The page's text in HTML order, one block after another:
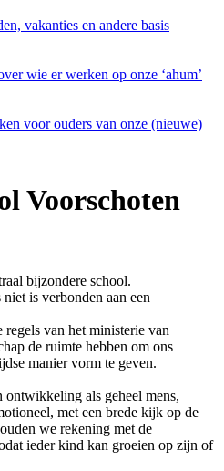
vakanties en andere basis
wie er werken op onze ‘ahum’
voor ouders van onze (nieuwe)
Voorschoten
bijzondere school.
is verbonden aan een
van het ministerie van
de ruimte hebben om ons
manier vorm te geven.
als geheel mens,
met een brede kijk op de
we rekening met de
ieder kind kan groeien op zijn of